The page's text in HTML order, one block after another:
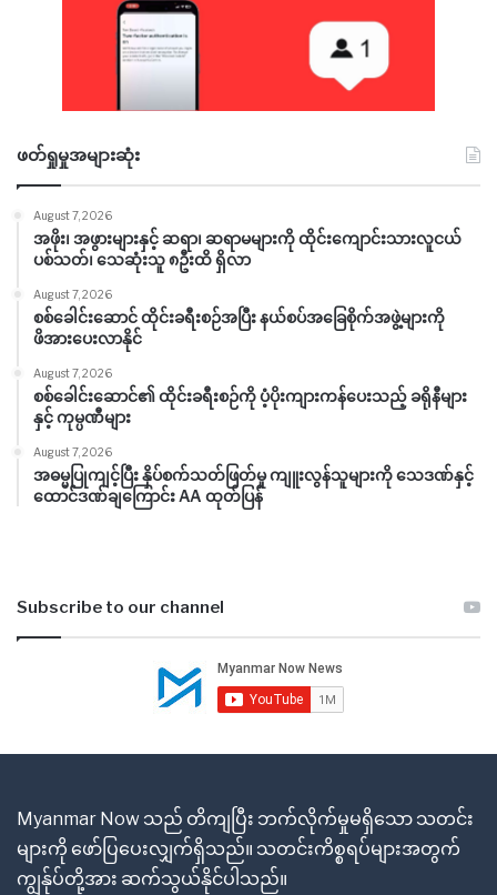
ဖတ်ရှုမှုအများဆုံး
August 7, 2026
အဖိုး၊ အဖွားများနှင့် ဆရာ၊ ဆရာမများကို ထိုင်းကျောင်းသားလူငယ်
ပစ်သတ်၊ သေဆုံးသူ ၈ဦးထိ ရှိလာ
August 7, 2026
စစ်ခေါင်းဆောင် ထိုင်းခရီးစဉ်အပြီး နယ်စပ်အခြေစိုက်အဖွဲ့များကို
ဖိအားပေးလာနိုင်
August 7, 2026
စစ်ခေါင်းဆောင်၏ ထိုင်းခရီးစဉ်ကို ပံ့ပိုးကျားကန်ပေးသည့် ခရိုနီများ
နှင့် ကုမ္ပဏီများ
August 7, 2026
အဓမ္မပြုကျင့်ပြီး နှိပ်စက်သတ်ဖြတ်မှု ကျူးလွန်သူများကို သေဒဏ်နှင့်
ထောင်ဒဏ်ချကြောင်း AA ထုတ်ပြန်
Subscribe to our channel
Myanmar Now သည် တိကျပြီး ဘက်လိုက်မှုမရှိသော သတင်း
များကို ဖော်ပြပေးလျှက်ရှိသည်။ သတင်းကိစ္စရပ်များအတွက်
ကျွန်ုပ်တို့အား ဆက်သွယ်နိုင်ပါသည်။